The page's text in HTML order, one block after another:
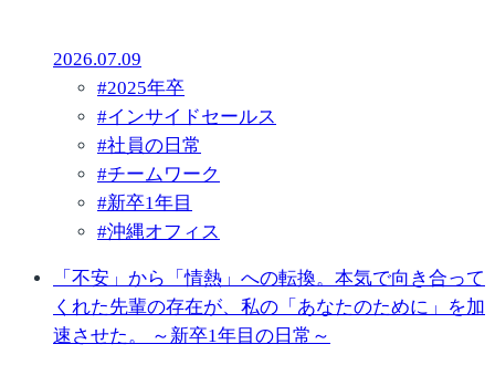
2026.07.09
#2025年卒
#インサイドセールス
#社員の日常
#チームワーク
#新卒1年目
#沖縄オフィス
「不安」から「情熱」への転換。本気で向き合って
くれた先輩の存在が、私の「あなたのために」を加
速させた。 ～新卒1年目の日常～